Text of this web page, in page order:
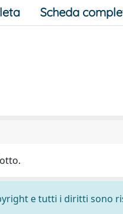
Scheda
e tutti i diritti sono